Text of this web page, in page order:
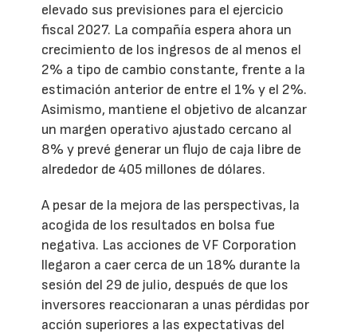
elevado sus previsiones para el ejercicio
fiscal 2027. La compañía espera ahora un
crecimiento de los ingresos de al menos el
2% a tipo de cambio constante, frente a la
estimación anterior de entre el 1% y el 2%.
Asimismo, mantiene el objetivo de alcanzar
un margen operativo ajustado cercano al
8% y prevé generar un flujo de caja libre de
alrededor de 405 millones de dólares.
A pesar de la mejora de las perspectivas, la
acogida de los resultados en bolsa fue
negativa. Las acciones de VF Corporation
llegaron a caer cerca de un 18% durante la
sesión del 29 de julio, después de que los
inversores reaccionaran a unas pérdidas por
acción superiores a las expectativas del